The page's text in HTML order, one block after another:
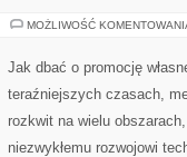
MOŻLIWOŚĆ
Jak dbać o promocję
teraźniejszych czasach,
rozkwit na wielu
niezwykłemu rozwojowi